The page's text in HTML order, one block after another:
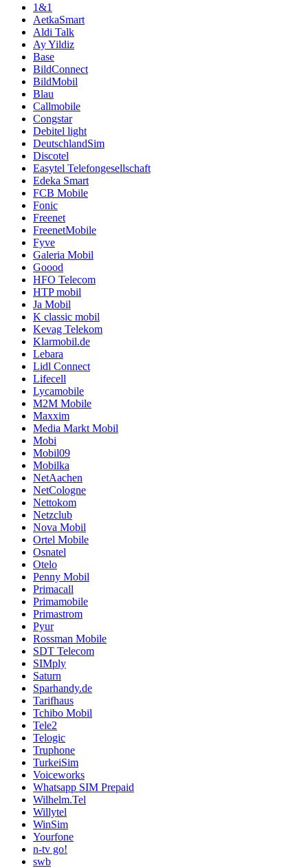
1&1
AetkaSmart
Aldi Talk
Ay Yildiz
Base
BildConnect
BildMobil
Blau
Callmobile
Congstar
Debitel light
DeutschlandSim
Discotel
Easytel Telefongesellschaft
Edeka Smart
FCB Mobile
Fonic
Freenet
FreenetMobile
Fyve
Galeria Mobil
Goood
HFO Telecom
HTP mobil
Ja Mobil
K classic mobil
Kevag Telekom
Klarmobil.de
Lebara
Lidl Connect
Lifecell
Lycamobile
M2M Mobile
Maxxim
Media Markt Mobil
Mobi
Mobil09
Mobilka
NetAachen
NetCologne
Nettokom
Netzclub
Nova Mobil
Ortel Mobile
Osnatel
Otelo
Penny Mobil
Primacall
Primamobile
Primastrom
Pyur
Rossman Mobile
SDT Telecom
SIMply
Saturn
Sparhandy.de
Tarifhaus
Tchibo Mobil
Tele2
Telogic
Truphone
TurkeiSim
Voiceworks
Whatsapp SIM Prepaid
Wilhelm.Tel
Willytel
WinSim
Yourfone
n-tv go!
swb